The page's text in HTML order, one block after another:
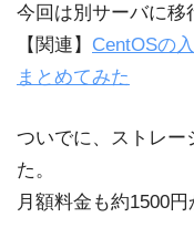
今回は別サーバに移
【関連】 CentOSの
まとめてみた
ついでに、ストレー
た。
月額料金も約1500円